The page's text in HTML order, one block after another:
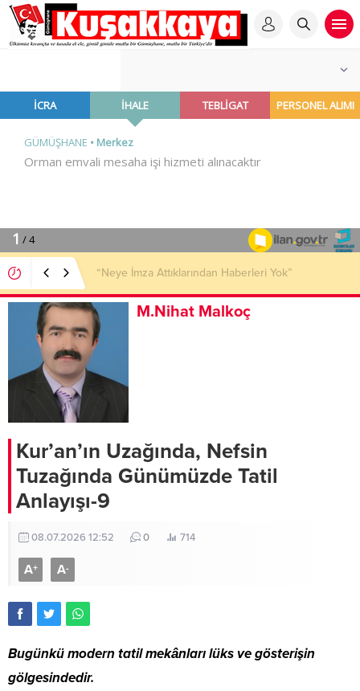
“Neye İmza Attıklarından Haberleri Yok”
M.Nihat Malkoç
Kur’an’ın Uzağında, Nefsin
Tuzağında Günümüzde Tatil
Anlayışı-9
08.07.2026 12:52 0 714
A+ A-
Bugünkü modern tatil mekânları lüks ve gösterişin
gölgesindedir.